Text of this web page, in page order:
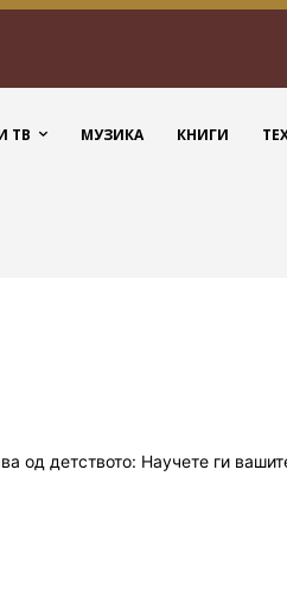
ТВ МУЗИКА КНИГИ